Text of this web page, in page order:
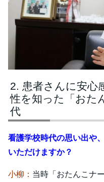
患者さんに安心
性を知った「おた
代
看護学校時代の思い出や
いただけますか？
小柳： 当時「おたんこナ